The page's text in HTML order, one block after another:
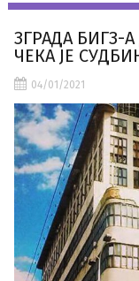
ЗГРАДА БИГЗ-
ЧЕКА ЈЕ
04/01/2021